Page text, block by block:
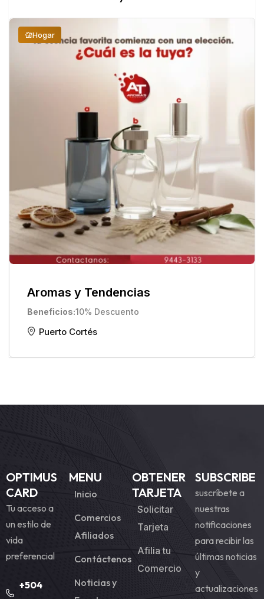
Aromas y Tendencias
Beneficios 10% Descuento
Hogar
Puerto Cortés
OPTIMUS
CARD
Tu acceso a
un estilo de
vida
preferencial
+504
MENU
Inicio
Comercios
Afiliados
Contáctenos
Noticias y
OBTENER
TARJETA
Solicitar
Tarjeta
Afilia tu
Comercio
SUBSCRIBE
suscríbete a
nuestras
notificaciones
para recibir las
últimas noticias
y
actualizaciones